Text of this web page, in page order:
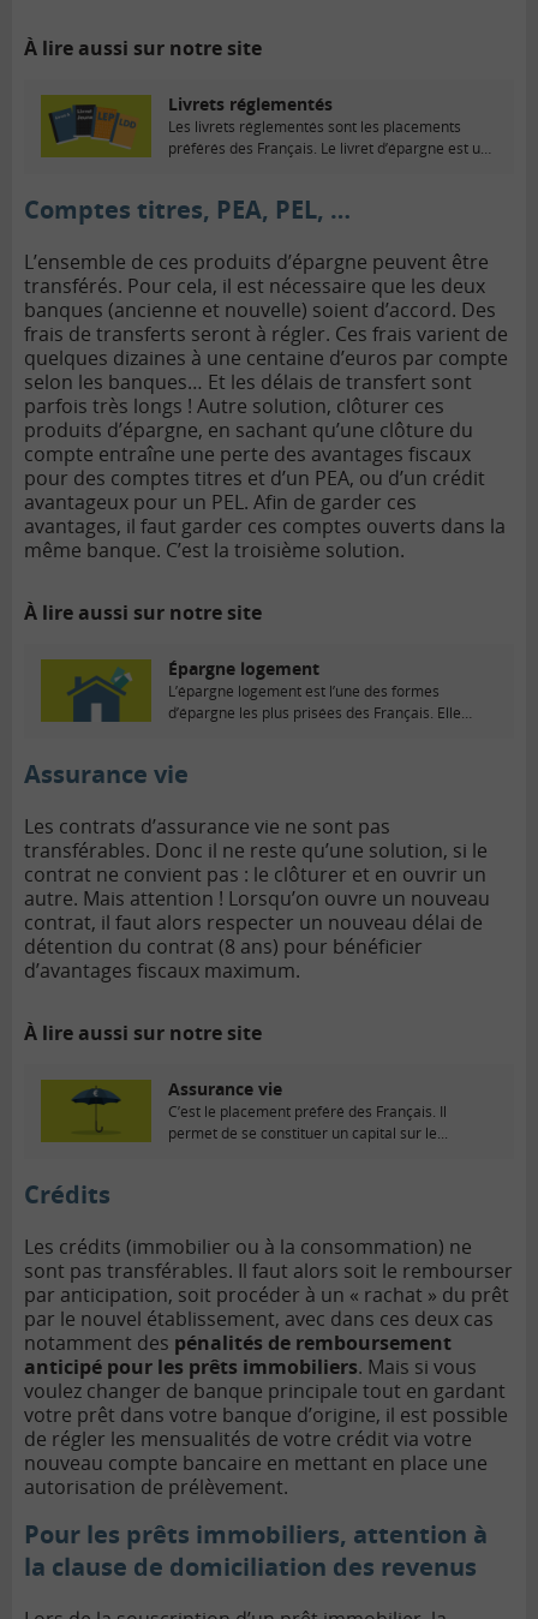
À lire aussi sur notre site
Livrets réglementés
Les livrets réglementés sont les placements
préférés des Français. Le livret d’épargne est un
Comptes titres, PEA, PEL, …
L’ensemble de ces produits d’épargne peuvent être
transférés. Pour cela, il est nécessaire que les deux
banques (ancienne et nouvelle) soient d’accord. Des
frais de transferts seront à régler. Ces frais varient de
quelques dizaines à une centaine d’euros par compte
selon les banques… Et les délais de transfert sont
parfois très longs ! Autre solution, clôturer ces
produits d’épargne, en sachant qu’une clôture du
compte entraîne une perte des avantages fiscaux
pour des comptes titres et d’un PEA, ou d’un crédit
avantageux pour un PEL. Afin de garder ces
avantages, il faut garder ces comptes ouverts dans la
même banque. C’est la troisième solution.
À lire aussi sur notre site
Épargne logement
L’épargne logement est l’une des formes
d’épargne les plus prisées des Français. Elle
Assurance vie
Les contrats d’assurance vie ne sont pas
transférables. Donc il ne reste qu’une solution, si le
contrat ne convient pas : le clôturer et en ouvrir un
autre. Mais attention ! Lorsqu’on ouvre un nouveau
contrat, il faut alors respecter un nouveau délai de
détention du contrat (8 ans) pour bénéficier
d’avantages fiscaux maximum.
À lire aussi sur notre site
Assurance vie
C’est le placement préféré des Français. Il
permet de se constituer un capital sur le...
Crédits
Les crédits (immobilier ou à la consommation) ne
sont pas transférables. Il faut alors soit le rembourser
par anticipation, soit procéder à un « rachat » du prêt
par le nouvel établissement, avec dans ces deux cas
notamment des pénalités de remboursement
anticipé pour les prêts immobiliers. Mais si vous
voulez changer de banque principale tout en gardant
votre prêt dans votre banque d’origine, il est possible
de régler les mensualités de votre crédit via votre
nouveau compte bancaire en mettant en place une
autorisation de prélèvement.
Pour les prêts immobiliers, attention à
la clause de domiciliation des revenus